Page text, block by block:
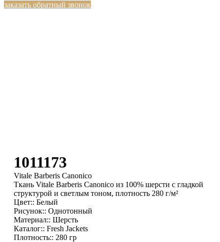
заказать обратный звонок
1011173
Vitale Barberis Canonico
Ткань Vitale Barberis Canonico из 100% шерсти с гладкой
структурой и светлым тоном, плотность 280 г/м²
Цвет:: Белый
Рисунок:: Однотонный
Материал:: Шерсть
Каталог:: Fresh Jackets
Плотность:: 280 гр